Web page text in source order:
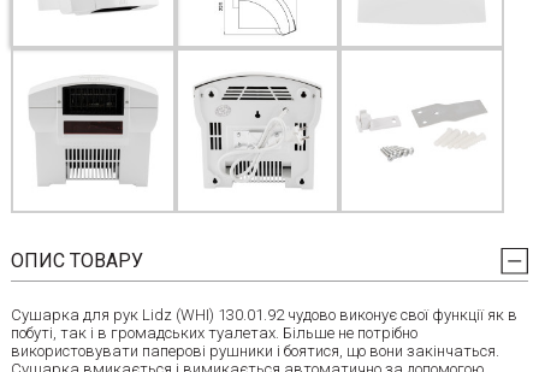
ОПИС ТОВАРУ
Сушарка для рук Lidz (WHI) 130.01.92 чудово виконує свої функції як в
побуті, так і в громадських туалетах. Більше не потрібно
використовувати паперові рушники і боятися, що вони закінчаться.